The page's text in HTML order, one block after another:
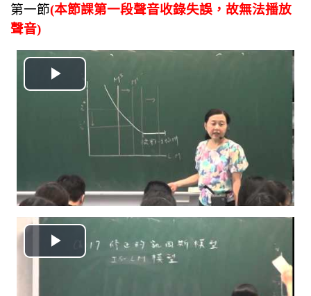
第一節(本節課第一段聲音收錄失誤，故無法播放
聲音)
播
频
播